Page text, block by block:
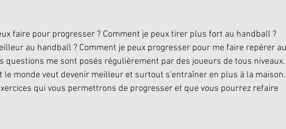
faire pour progresser ? Comment je peux tirer plus fort au handball ?
au handball ? Comment je peux progresser pour me faire repérer au
questions me sont posés régulièrement par des joueurs de tous niveaux.
le monde veut devenir meilleur et surtout s'entraîner en plus à la maison.
qui vous permettrons de progresser et que vous pourrez refaire